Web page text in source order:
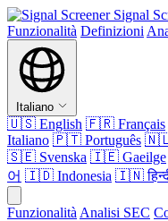
Signal
Funzionalità Definizioni
Italiano
🇺🇸 English 🇫🇷 Français
Italiano 🇵🇹 Português
🇸🇪 Svenska 🇮🇪 Gaeilge
어 🇮🇩 Indonesia 🇮🇳
Funzionalità Analisi SEC